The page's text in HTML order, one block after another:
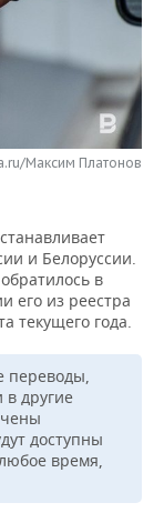
Максим Платонов
и Белоруссии.
в
его из реестра
текущего года.
переводы,
другие
доступны
время,